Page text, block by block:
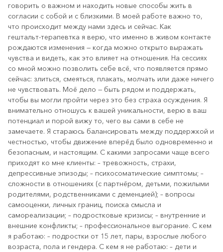
говорить о важном и находить новые способы жить в
согласии с собой и с близкими. В моей работе важно то,
что происходит между нами здесь и сейчас. Как
гештальт‑терапевтка я верю, что именно в живом контакте
рождаются изменения — когда можно открыто выражать
чувства и видеть, как это влияет на отношения. На сессиях
со мной можно позволить себе всё, что появляется прямо
сейчас: злиться, смеяться, плакать, молчать или даже ничего
не чувствовать. Моё дело — быть рядом и поддержать,
чтобы вы могли пройти через это без страха осуждения. Я
внимательно отношусь к вашей уникальности, верю в ваш
потенциал и порой вижу то, чего вы сами в себе не
замечаете. Я стараюсь балансировать между поддержкой и
честностью, чтобы движение вперёд было одновременно и
безопасным, и настоящим. С какими запросами чаще всего
приходят ко мне клиенты: – тревожность, страхи,
депрессивные эпизоды; – психосоматические симптомы; –
сложности в отношениях (с партнёром, детьми, пожилыми
родителями, родственниками с деменцией); – вопросы
самооценки, личных границ, поиска смысла и
самореализации; – подростковые кризисы; – внутренние и
внешние конфликты; – профессиональное выгорание. С кем
я работаю: – подростки от 15 лет, пары, взрослые любого
возраста, пола и гендера. С кем я не работаю: – дети и